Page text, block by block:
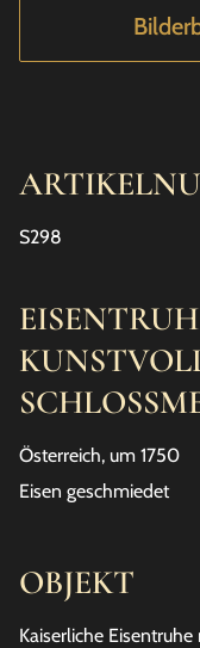
OBJEKT
Kaiserliche
S298
Österreich, um 1750
Eisen geschmiedet